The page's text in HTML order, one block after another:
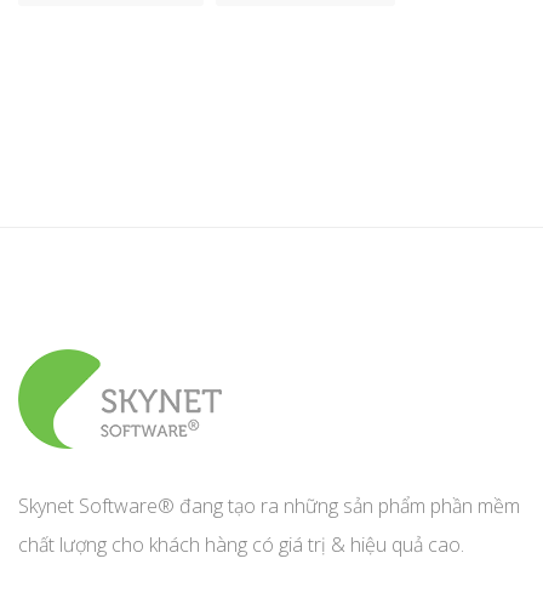
Skynet Software® đang tạo ra những sản phẩm phần mềm
chất lượng cho khách hàng có giá trị & hiệu quả cao.